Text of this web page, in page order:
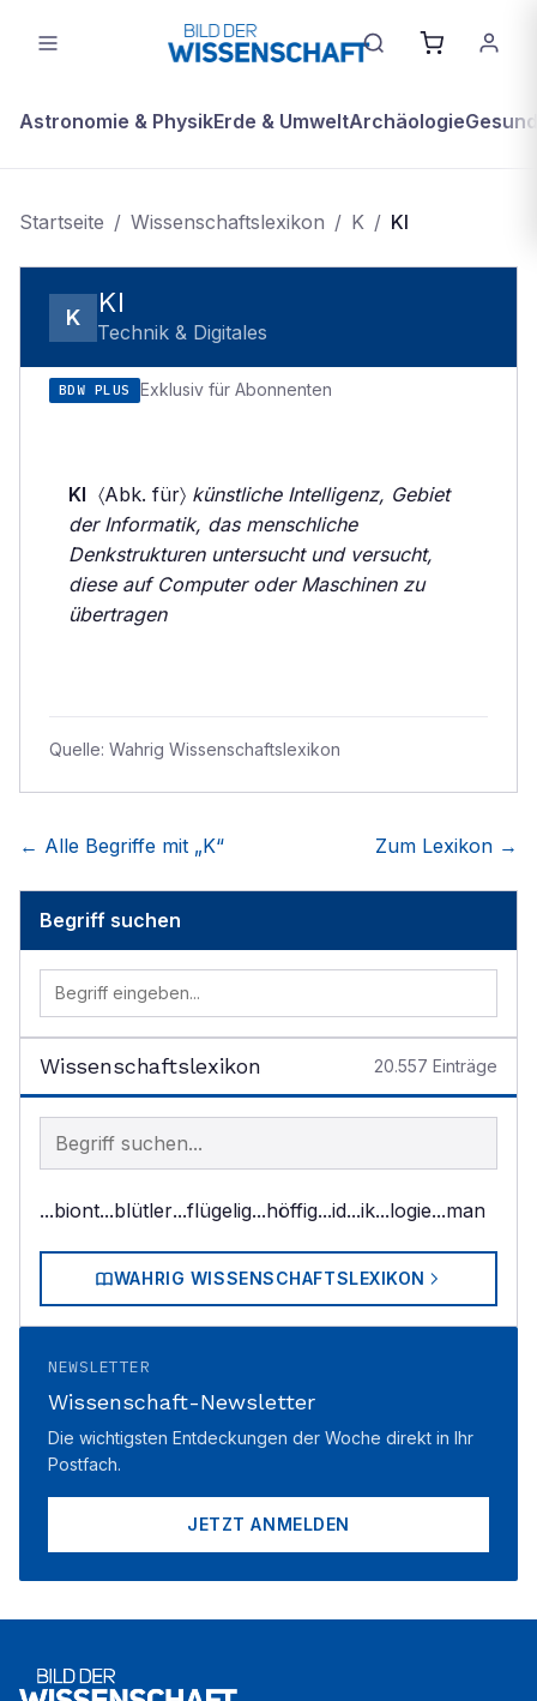
Astronomie & PhysikErde & UmweltArchäologie
Startseite / Wissenschaftslexikon / K / KI
K KI
Technik & Digitales
BDW PLUS Exklusiv für Abonnenten
KI 〈Abk. für〉 künstliche Intelligenz, Gebiet
der Informatik, das menschliche
Denkstrukturen untersucht und versucht,
diese auf Computer oder Maschinen zu
übertragen
Quelle: Wahrig Wissenschaftslexikon
← Alle Begriffe mit „K“ Zum Lexikon →
Begriff suchen
Wissenschaftslexikon 20.557 Einträge
Begriff im Lexikon suchen
...biont...blütler...flügelig...höffig...id...ik...logie...man
WAHRIG WISSENSCHAFTSLEXIKON
NEWSLETTER
Wissenschaft-Newsletter
Die wichtigsten Entdeckungen der Woche direkt in Ihr
Postfach.
JETZT ANMELDEN